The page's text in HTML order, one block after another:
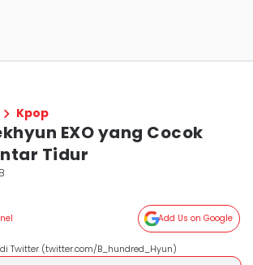
Kpop
EXO yang Cocok
Tidur
Add Us on Google
di Twitter (twitter.com/B_hundred_Hyun)